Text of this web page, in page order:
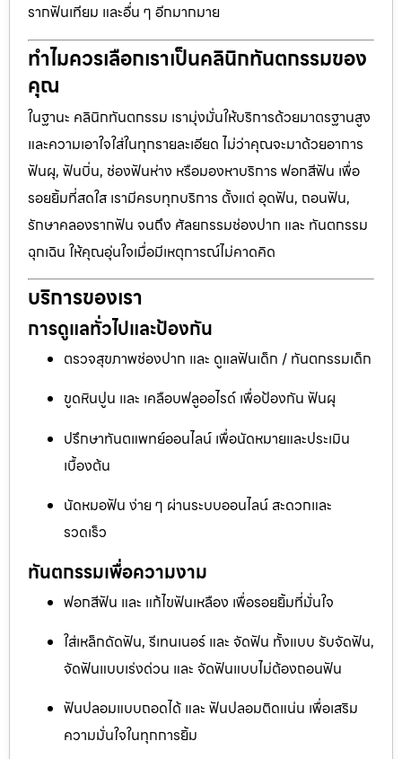
รากฟันเทียม และอื่น ๆ อีกมากมาย
ทำไมควรเลือกเราเป็นคลินิกทันตกรรมของ
คุณ
ในฐานะ คลินิกทันตกรรม เรามุ่งมั่นให้บริการด้วยมาตรฐานสูง
และความเอาใจใส่ในทุกรายละเอียด ไม่ว่าคุณจะมาด้วยอาการ
ฟันผุ, ฟันบิ่น, ช่องฟันห่าง หรือมองหาบริการ ฟอกสีฟัน เพื่อ
รอยยิ้มที่สดใส เรามีครบทุกบริการ ตั้งแต่ อุดฟัน, ถอนฟัน,
รักษาคลองรากฟัน จนถึง ศัลยกรรมช่องปาก และ ทันตกรรม
ฉุกเฉิน ให้คุณอุ่นใจเมื่อมีเหตุการณ์ไม่คาดคิด
บริการของเรา
การดูแลทั่วไปและป้องกัน
ตรวจสุขภาพช่องปาก และ ดูแลฟันเด็ก / ทันตกรรมเด็ก
ขูดหินปูน และ เคลือบฟลูออไรด์ เพื่อป้องกัน ฟันผุ
ปรึกษาทันตแพทย์ออนไลน์ เพื่อนัดหมายและประเมิน
เบื้องต้น
นัดหมอฟัน ง่าย ๆ ผ่านระบบออนไลน์ สะดวกและ
รวดเร็ว
ทันตกรรมเพื่อความงาม
ฟอกสีฟัน และ แก้ไขฟันเหลือง เพื่อรอยยิ้มที่มั่นใจ
ใส่เหล็กดัดฟัน, รีเทนเนอร์ และ จัดฟัน ทั้งแบบ รับจัดฟัน,
จัดฟันแบบเร่งด่วน และ จัดฟันแบบไม่ต้องถอนฟัน
ฟันปลอมแบบถอดได้ และ ฟันปลอมติดแน่น เพื่อเสริม
ความมั่นใจในทุกการยิ้ม